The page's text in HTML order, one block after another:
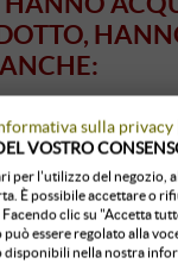
sulla privacy
VOSTRO
per l'utilizzo del negozio,
È possibile accettare o
clic su "Accetta
essere regolato alla
nella nostra